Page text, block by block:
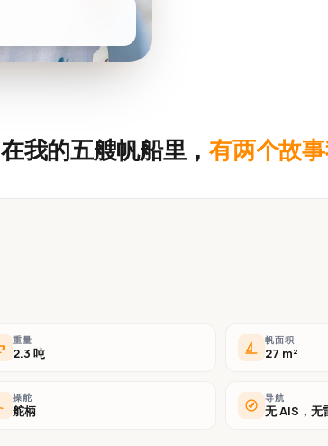
在我的五艘帆船里，有两个故
重量
2.3 吨
帆面积
27 m²
操舵
舵柄
导航
无 AIS，无